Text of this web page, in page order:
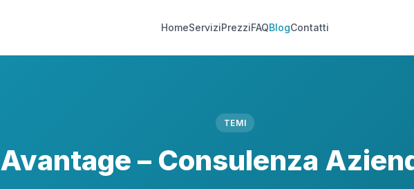
HomeServiziPrezziFAQBlogContatti
TEMI
Avantage – Consulenza